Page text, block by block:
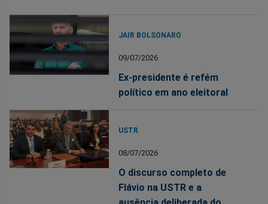
JAIR BOLSONARO
09/07/2026
Ex-presidente é refém
político em ano eleitoral
USTR
08/07/2026
O discurso completo de
Flávio na USTR e a